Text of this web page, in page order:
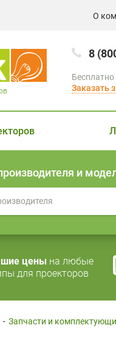
О
8
Заказать
и
цены на любые
для проекторов
-